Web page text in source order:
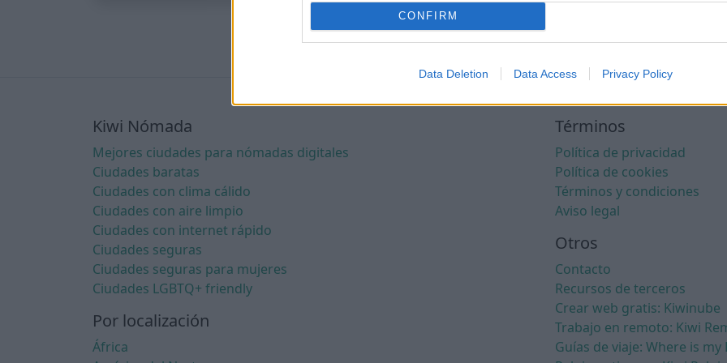
CONFIRM
Data Deletion Data Access Privacy Policy
Kiwi Nómada
Mejores ciudades para nómadas digitales
Ciudades baratas
Ciudades con clima cálido
Ciudades con aire limpio
Ciudades con internet rápido
Ciudades seguras
Ciudades seguras para mujeres
Ciudades LGBTQ+ friendly
Por localización
África
Términos
Política de privacidad
Política de cookies
Términos y condiciones
Aviso legal
Otros
Contacto
Recursos de terceros
Crear web gratis: Kiwinube
Trabajo en remoto: Kiwi
Guías de viaje: Where is my